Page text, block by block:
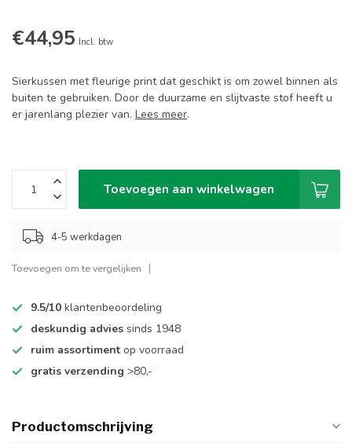
€44,95 Incl. btw
Sierkussen met fleurige print dat geschikt is om zowel binnen als
buiten te gebruiken. Door de duurzame en slijtvaste stof heeft u
er jarenlang plezier van. Lees meer.
Toevoegen aan winkelwagen
4-5 werkdagen
Toevoegen om te vergelijken
9.5/10 klantenbeoordeling
deskundig advies sinds 1948
ruim assortiment op voorraad
gratis verzending >80,-
Productomschrijving